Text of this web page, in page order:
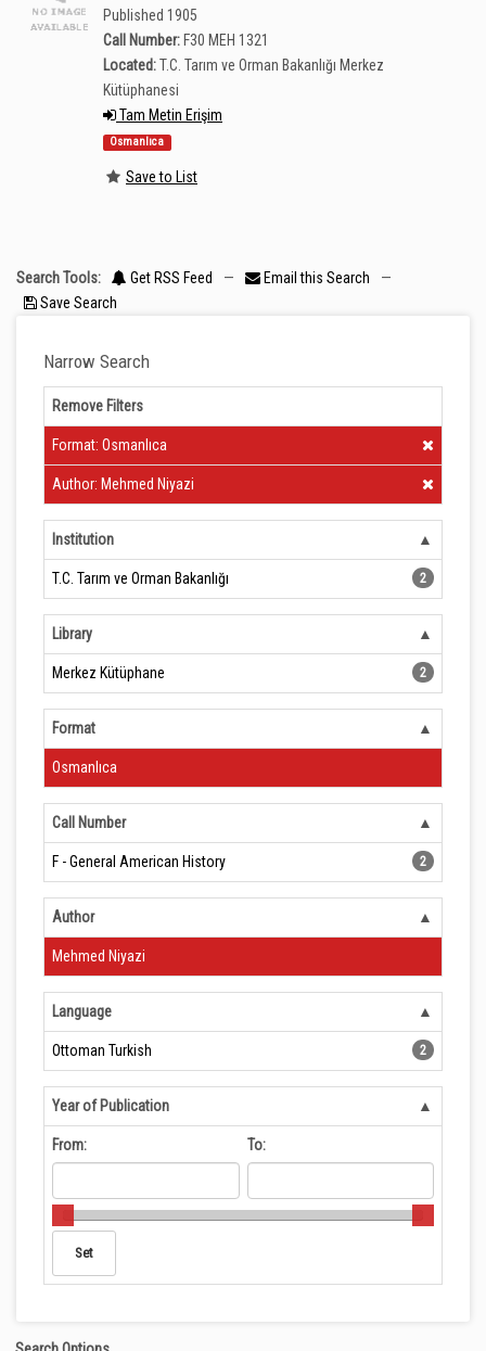
Published 1905
Call Number: F30 MEH 1321
Located:T.C. Tarım ve Orman Bakanlığı Merkez
Kütüphanesi
Tam Metin Erişim
Osmanlıca
Save to List
Search Tools: Get RSS Feed — Email this Search
—
Save Search
Narrow Search
Remove Filters
Clear Filter
Format: Osmanlıca
Clear Filter
Author: Mehmed Niyazi
Institution
T.C. Tarım ve Orman Bakanlığı 2
Library
Merkez Kütüphane 2
Format
Osmanlıca
Call Number
F - General American History 2
Author
Mehmed Niyazi
Language
Ottoman Turkish 2
Year of Publication
From: To: